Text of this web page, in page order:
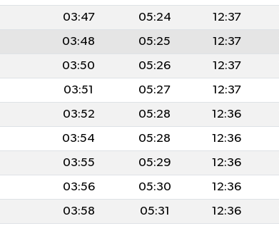
03:47 05:24 12:37
03:48 05:25 12:37
03:50 05:26 12:37
03:51 05:27 12:37
03:52 05:28 12:36
03:54 05:28 12:36
03:55 05:29 12:36
03:56 05:30 12:36
03:58 05:31 12:36